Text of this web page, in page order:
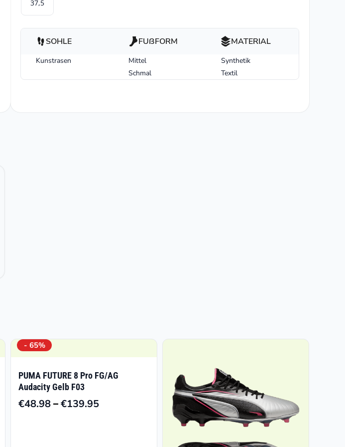
37,5
SOHLE
Kunstrasen
FUßFORM
Mittel
Schmal
MATERIAL
Synthetik
Textil
- 65%
PUMA FUTURE 8 Pro FG/AG
Audacity Gelb F03
€48.98–€139.95Preisspanne: